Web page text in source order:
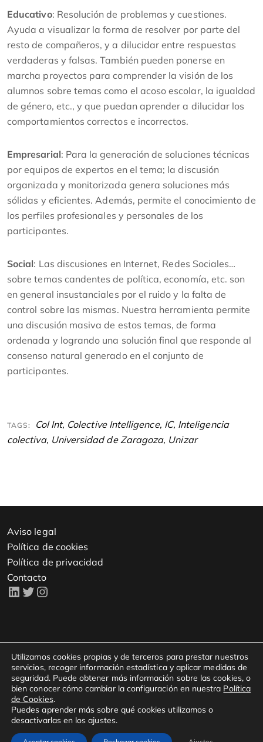
Educativo: Resolución de problemas y cuestiones.
Ayuda a visualizar la forma de resolver por parte del
resto de compañeros, y a dilucidar entre respuestas
verdaderas y falsas. También pueden ponerse en
marcha proyectos para comprender la visión de los
alumnos sobre temas como el acoso escolar, la igualdad
de género, etc., y que puedan aprender a dilucidar los
comportamientos correctos e incorrectos.
Empresarial: Para la generación de soluciones técnicas
por equipos de expertos en el tema; la discusión
organizada y monitorizada genera soluciones más
sólidas y eficientes. Además, permite el conocimiento de
los perfiles profesionales y personales de los
participantes.
Social: Las discusiones en Internet, Redes Sociales…
sobre temas candentes de política, economía, etc. son
en general insustanciales por el ruido y la falta de
control sobre las mismas. Nuestra herramienta permite
una discusión masiva de estos temas, de forma
ordenada y logrando una solución final que responde al
consenso natural generado en el conjunto de
participantes.
TAGS: Col Int, Colective Intelligence, IC, Inteligencia
colectiva, Universidad de Zaragoza, Unizar
Aviso legal
Política de cookies
Política de privacidad
Contacto
Copyright © 2023 - Todos los derechos reservados.
Kampal Data Solutions S.L.
Avenida María Zambrano 31
50018, Zaragoza
Utilizamos cookies propias y de terceros para prestar nuestros
servicios, recoger información estadística y aplicar medidas de
seguridad. Puede obtener más información sobre las cookies, o
bien conocer cómo cambiar la configuración en nuestra Política
de Cookies.
Puedes aprender más sobre qué cookies utilizamos o
desactivarlas en los ajustes.